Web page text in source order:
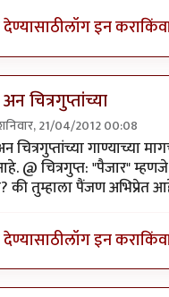
देण्यासाठीलॉग इन करा
चित्रगुप्तांच्या
21/04/2012 00:08
चित्रगुप्तांच्या गाण्याच्या
@ चित्रगुप्त: "पैजार"
की तुम्हाला पैंजण अभिप्रेत
देण्यासाठीलॉग इन करा